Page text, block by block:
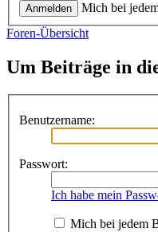
Mich bei
Foren-Übersicht
Um Beiträge in
Benutzername:
Passwort:
Ich habe mein
Mich bei jedem